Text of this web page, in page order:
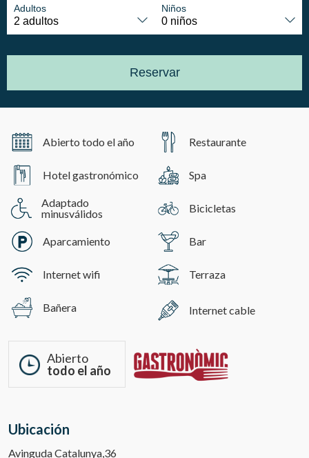
Adultos Niños
Reservar
Abierto todo el año Restaurante
Hotel gastronómico Spa
Adaptado
minusválidos
Bicicletas
Aparcamiento Bar
Internet wifi Terraza
Bañera Internet cable
Abierto
todo el año
Ubicación
Avinguda Catalunya,36